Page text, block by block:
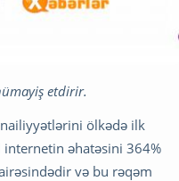
etdirir.
nailiyyətlərini ölkədə ilk
əhatəsini 364%
və bu rəqəm